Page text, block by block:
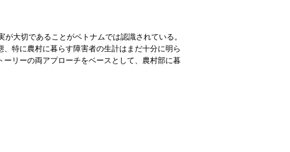
大切であることがベトナムでは認識されている。
特に農村に暮らす障害者の生計はまだ十分に明ら
リーの両アプローチをベースとして、農村部に暮